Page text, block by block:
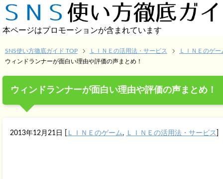
本ページはプロモーションが含まれています
SNS使い方徹底ガイド TOP ＬＩＮＥの活用法・サービス
ＬＩＮＥのゲー
ウィンドランナーが面白い理由や評価の声まとめ！
ウィンドランナーが面白い理由や評価の声まとめ！
2013年12月21日 ＬＩＮＥのゲーム , ＬＩＮＥの活用法・サービス